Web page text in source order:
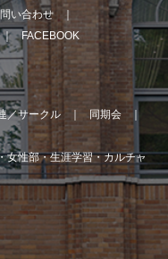
い合わせ
FACEBOOK
／サークル
同期会
女性部・生涯学習・カルチャ